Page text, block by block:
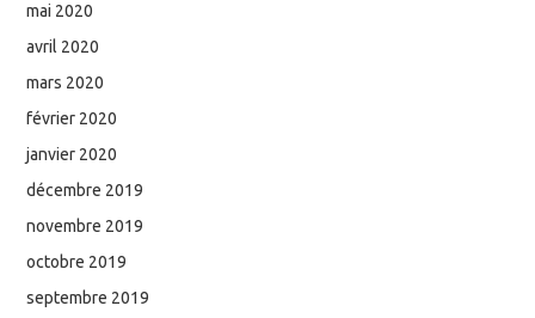
mai 2020
avril 2020
mars 2020
février 2020
janvier 2020
décembre 2019
novembre 2019
octobre 2019
septembre 2019